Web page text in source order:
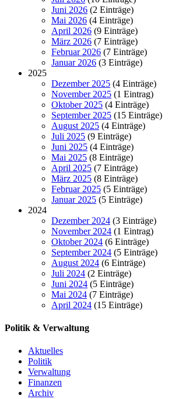
Juni 2026 (2 Einträge)
Mai 2026 (4 Einträge)
April 2026 (9 Einträge)
März 2026 (7 Einträge)
Februar 2026 (7 Einträge)
Januar 2026 (3 Einträge)
2025
Dezember 2025 (4 Einträge)
November 2025 (1 Eintrag)
Oktober 2025 (4 Einträge)
September 2025 (15 Einträge)
August 2025 (4 Einträge)
Juli 2025 (9 Einträge)
Juni 2025 (4 Einträge)
Mai 2025 (8 Einträge)
April 2025 (7 Einträge)
März 2025 (8 Einträge)
Februar 2025 (5 Einträge)
Januar 2025 (5 Einträge)
2024
Dezember 2024 (3 Einträge)
November 2024 (1 Eintrag)
Oktober 2024 (6 Einträge)
September 2024 (5 Einträge)
August 2024 (6 Einträge)
Juli 2024 (2 Einträge)
Juni 2024 (5 Einträge)
Mai 2024 (7 Einträge)
April 2024 (15 Einträge)
Politik & Verwaltung
Aktuelles
Politik
Verwaltung
Finanzen
Archiv